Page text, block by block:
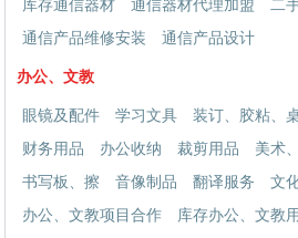
库存通信器材
通信器材代理加盟
二
通信产品维修安装
通信产品设计
办公、文教
眼镜及配件 学习文具 装订、胶粘、
财务用品
办公收纳 裁剪用品 美术
书写板、擦
音像制品 翻译服务 文
办公、文教项目合作
库存办公、文教